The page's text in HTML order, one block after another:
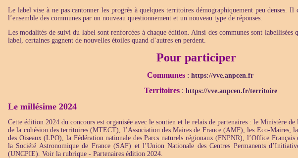
Le label vise à ne pas cantonner les progrès à quelques territoires démographiquement peu denses. Il
l’ensemble des communes par un nouveau questionnement et un nouveau type de réponses.
Les modalités de suivi du label sont renforcées à chaque édition. Ainsi des communes sont labellisées
label, certaines gagnent de nouvelles étoiles quand d’autres en perdent.
Pour participer
Communes :https://vve.anpcen.fr
Territoires: https://vve.anpcen.fr/territoire
Le millésime 2024
Cette édition 2024 du concours est organisée avec le soutien et le relais de partenaires : le Ministère
de la cohésion des territoires (MTECT), l’Association des Maires de France (AMF), les Eco-Maires,
des Oiseaux (LPO), la Fédération nationale des Parcs naturels régionaux (FNPNR), l’Office
la Société Astronomique de France (SAF) et l’Union Nationale des Centres Permanents
(UNCPIE). Voir la rubrique - Partenaires édition 2024.